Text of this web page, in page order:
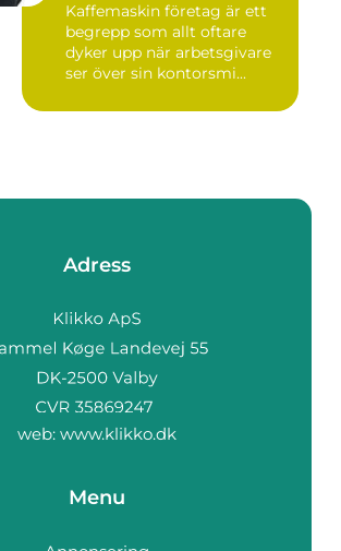
Kaffemaskin företag är ett
begrepp som allt oftare
dyker upp när arbetsgivare
ser över sin kontorsmi...
Adress
web: www.klikko.dk
Menu